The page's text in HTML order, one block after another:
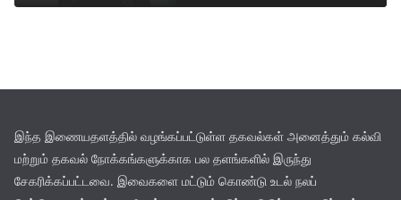
இந்த இணையதளத்தில் வழங்கப்பட்டுள்ள தகவல்கள் அனைத்தும் கல்வி
மற்றும் தகவல் நோக்கங்களுக்காக பல தளங்களில் இருந்து
சேகரிக்கப்பட்டவை. இவைகளை மட்டும் கொண்டு உடல் நலப்